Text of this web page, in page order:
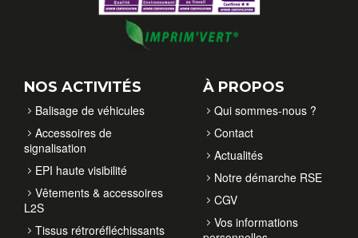
NOS ACTIVITÉS
Balisage de véhicules
Accessoires de
signalisation
EPI haute visibilité
Vêtements & accessoires
L2S
Tissus rétroréfléchissants
À PROPOS
Qui sommes-nous ?
Contact
Actualités
Notre démarche RSE
CGV
Vos informations